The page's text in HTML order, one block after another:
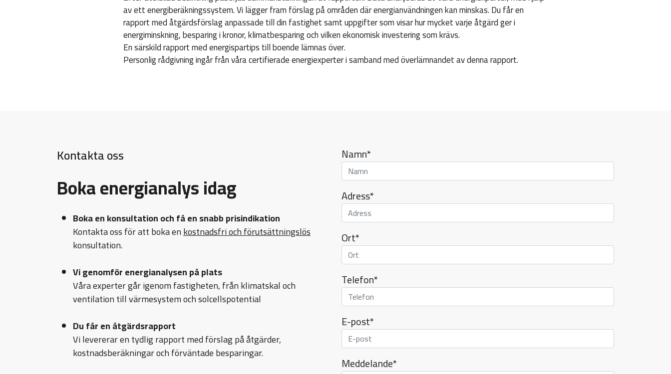
av ett energiberäkningssystem. Vi lägger fram förslag på områden där energianvändningen kan minskas. Du får en
rapport med åtgärdsförslag anpassade till din fastighet samt uppgifter som visar hur mycket varje åtgärd ger i
energiminskning, besparing i kronor, klimatbesparing och vilken ekonomisk investering som krävs.
En särskild rapport med energispartips till boende lämnas över.
Personlig rådgivning ingår från våra certifierade energiexperter i samband med överlämnandet av denna rapport.
Kontakta oss
Boka energianalys idag
Boka en konsultation och få en snabb prisindikation
Kontakta oss för att boka enkostnadsfri och förutsättningslös
konsultation.
Vi genomför energianalysen på plats
Våra experter går igenom fastigheten, från klimatskal och
ventilation till värmesystem och solcellspotential
Du får en åtgärdsrapport
Vi levererar en tydlig rapport med förslag på åtgärder,
kostnadsberäkningar och förväntade besparingar.
Namn*
Adress*
Ort*
Telefon*
E-post*
Meddelande*